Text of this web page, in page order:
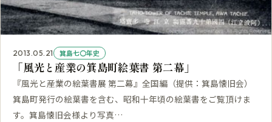
2013.05.21 箕島七〇年史
「風光と産業の箕島町絵葉書 第二幕」
『風光と産業の絵葉書展 第二幕』全国編（提供：箕島懐旧会）
箕島町発行の絵葉書を含む、昭和十年頃の絵葉書をご覧頂けま
す。箕島懐旧会様より写真…